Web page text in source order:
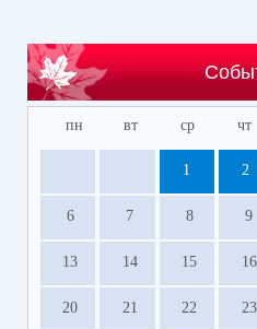
пн вт ср чт
1 2
6 7 8 9
13 14 15 16
20 21 22 23